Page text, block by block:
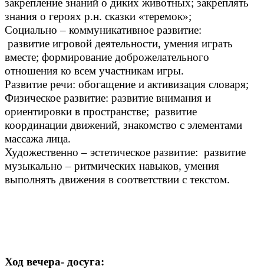
знания о героях р.н. сказки «теремок»;
Социально – коммуникативное развитие:
развитие игровой деятельности, умения играть
вместе; формирование доброжелательного
отношения ко всем участникам игры.
Развитие речи: обогащение и активизация словаря;
Физическое развитие: развитие внимания и
ориентировки в пространстве; развитие
координации движений, знакомство с элементами
массажа лица.
Художественно – эстетическое развитие: развитие
музыкально – ритмических навыков, умения
выполнять движения в соответствии с текстом.
Ход вечера- досуга: